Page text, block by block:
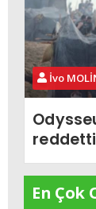
İvo
En Çok